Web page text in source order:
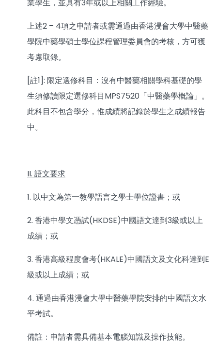
業學生，並具有3年或以上相關工作經驗。
上述2 – 4項之申請者或需通過由香港浸會大學中醫藥
學院中藥學碩士學位課程管理委員會的考核，方可獲
考慮取錄。
[註1]: 限定選修科目：沒有中醫藥相關學科基礎的學
生須修讀限定選修科目MPS7520「中醫藥學概論」。
此科目不包含學分，惟成績將記錄於學生之成績報告
中。
II. 語文要求
1. 以中文為第一教學語言之學士學位證書；或
2. 香港中學文憑試(HKDSE)中國語文達到3級或以上
成績；或
3. 香港高級程度會考(HKALE)中國語文及文化科達到E
級或以上成績；或
4. 通過由香港浸會大學中醫藥學院安排的中國語文水
平考試。
備註：申請者需具備基本電腦知識及操作技能。